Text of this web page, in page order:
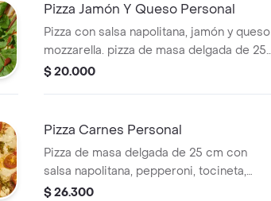
Pizza Jamón Y Queso Personal
Pizza con salsa napolitana, jamón y queso
mozzarella. pizza de masa delgada de 25
cm
$ 20.000
Pizza Carnes Personal
Pizza de masa delgada de 25 cm con
salsa napolitana, pepperoni, tocineta,
jamón de cerdo y queso mozarella.
$ 26.300